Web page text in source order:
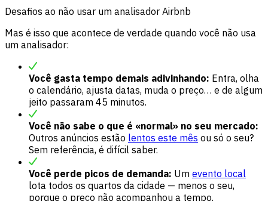
Desafios ao não usar um analisador Airbnb
Mas é isso que acontece de verdade quando você não usa
um analisador:
Você gasta tempo demais adivinhando: Entra, olha
o calendário, ajusta datas, muda o preço… e de algum
jeito passaram 45 minutos.
Você não sabe o que é «normal» no seu mercado:
Outros anúncios estão lentos este mês ou só o seu?
Sem referência, é difícil saber.
Você perde picos de demanda: Um evento local
lota todos os quartos da cidade — menos o seu,
porque o preço não acompanhou a tempo.